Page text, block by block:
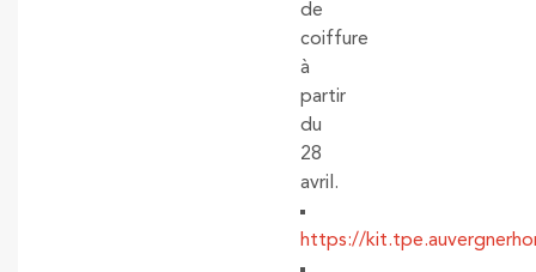
de
coiffure
à
partir
du
28
avril.
https://